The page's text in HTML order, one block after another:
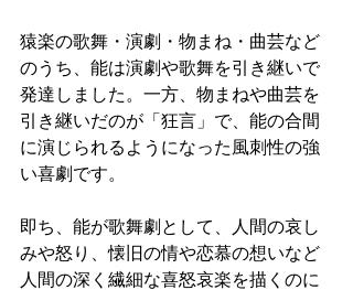
猿楽の歌舞・演劇・物まね・曲芸など
のうち、能は演劇や歌舞を引き継いで
発達しました。一方、物まねや曲芸を
引き継いだのが「狂言」で、能の合間
に演じられるようになった風刺性の強
い喜劇です。
即ち、能が歌舞劇として、人間の哀し
みや怒り、懐旧の情や恋慕の想いなど
人間の深く繊細な喜怒哀楽を描くのに